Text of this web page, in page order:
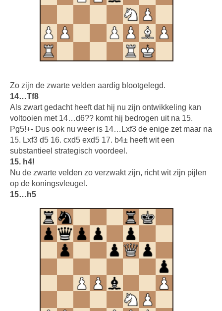
Zo zijn de zwarte velden aardig blootgelegd.
14…Tf8
Als zwart gedacht heeft dat hij nu zijn ontwikkeling kan
voltooien met 14…d6?? komt hij bedrogen uit na 15.
Pg5!+- Dus ook nu weer is 14…Lxf3 de enige zet maar na
15. Lxf3 d5 16. cxd5 exd5 17. b4± heeft wit een
substantieel strategisch voordeel.
15. h4!
Nu de zwarte velden zo verzwakt zijn, richt wit zijn pijlen
op de koningsvleugel.
15…h5